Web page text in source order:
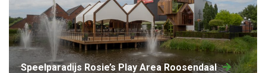
speelparadijs Rosie’s Play Area Roosendaal